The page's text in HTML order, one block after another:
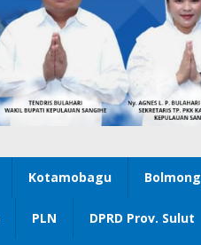
Kotamobagu Bolmong
PLN DPRD Prov. Sulut